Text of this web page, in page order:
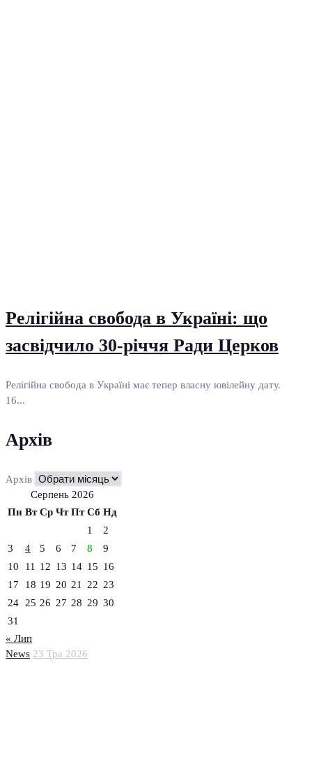
News 23 Тра 2026
Релігійна свобода в Україні: що
засвідчило 30-річчя Ради Церков
Релігійна свобода в Україні має тепер власну ювілейну дату.
16...
Архів
Архів
Серпень 2026
Пн Вт Ср Чт Пт Сб Нд
1
2
3
4 5 6 7 8
9
10
11 12 13 14 15 16
17
18 19 20 21 22 23
24
25 26 27 28 29 30
31
« Лип